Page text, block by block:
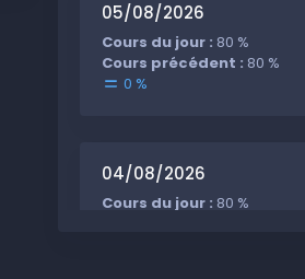
05/08/2026
Cours du jour : 80 %
Cours précédent : 80 %
0 %
04/08/2026
Cours du jour : 80 %